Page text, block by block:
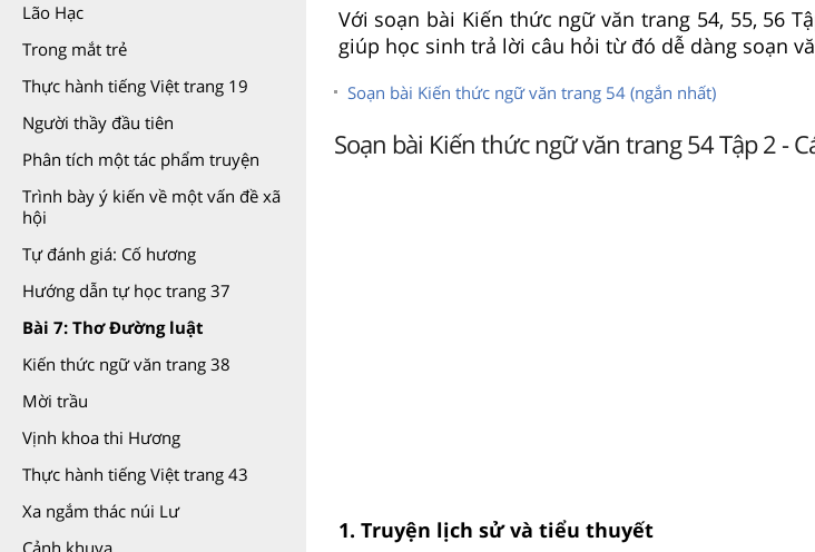
Lão Hạc
Trong mắt trẻ
Thực hành tiếng Việt trang 19
Người thầy đầu tiên
Phân tích một tác phẩm truyện
Trình bày ý kiến về một vấn đề xã
hội
Tự đánh giá: Cố hương
Hướng dẫn tự học trang 37
Bài 7: Thơ Đường luật
Kiến thức ngữ văn trang 38
Mời trầu
Vịnh khoa thi Hương
Thực hành tiếng Việt trang 43
Xa ngắm thác núi Lư
Cảnh khuya
Với soạn bài Kiến thức ngữ văn trang 54, 55, 56
giúp học sinh trả lời câu hỏi từ đó dễ dàng soạn
Soạn bài Kiến thức ngữ văn trang 54 (ngắn nhất)
Soạn bài Kiến thức ngữ văn trang 54 Tập 2 -
1. Truyện lịch sử và tiểu thuyết